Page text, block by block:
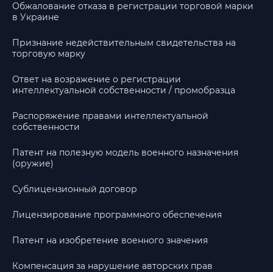
Обжалование отказа в регистрации торговой марки
в Украине
Признание недействительным свидетельства на
торговую марку
Ответ на возражение о регистрации
интеллектуальной собственности / промобразца
Распоряжение правами интеллектуальной
собственности
Патент на полезную модель военного назначения
(оружие)
Сублицензионный договор
Лицензирование программного обеспечения
Патент на изобретение военного значения
Компенсация за нарушение авторских прав